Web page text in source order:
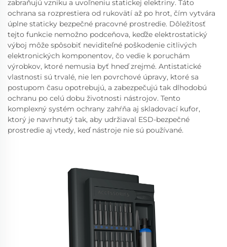
zabraňujú vzniku a uvoľneniu statickej elektriny. Táto
ochrana sa rozprestiera od rukovätí až po hrot, čím vytvára
úplne staticky bezpečné pracovné prostredie. Dôležitosť
tejto funkcie nemožno podceňova, keďže elektrostatický
výboj môže spôsobiť neviditeľné poškodenie citlivých
elektronických komponentov, čo vedie k poruchám
výrobkov, ktoré nemusia byť hneď zrejmé. Antistatické
vlastnosti sú trvalé, nie len povrchové úpravy, ktoré sa
postupom času opotrebujú, a zabezpečujú tak dlhodobú
ochranu po celú dobu životnosti nástrojov. Tento
komplexný systém ochrany zahŕňa aj skladovací kufor,
ktorý je navrhnutý tak, aby udržiaval ESD-bezpečné
prostredie aj vtedy, keď nástroje nie sú používané.